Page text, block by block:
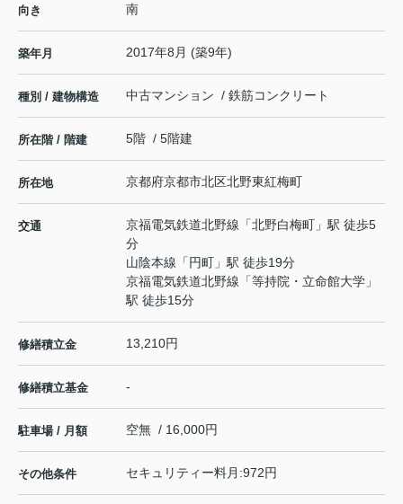
向き 南
築年月 2017年8月 (築9年)
種別 / 建物構造 中古マンション / 鉄筋コンクリート
所在階 / 階建 5階 / 5階建
所在地 京都府京都市北区北野東紅梅町
交通 京福電気鉄道北野線 「北野白梅町 」駅 徒歩5
分
山陰本線 「円町 」駅 徒歩19分
京福電気鉄道北野線 「等持院・立命館大学 」
駅 徒歩15分
修繕積立金 13,210円
修繕積立基金 -
駐車場 / 月額 空無 / 16,000円
その他条件 セキュリティー料月:972円